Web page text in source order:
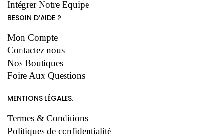
Intégrer Notre Equipe
BESOIN D’AIDE ?
Mon Compte
Contactez nous
Nos Boutiques
Foire Aux Questions
MENTIONS LÉGALES.
Termes & Conditions
Politiques de confidentialité